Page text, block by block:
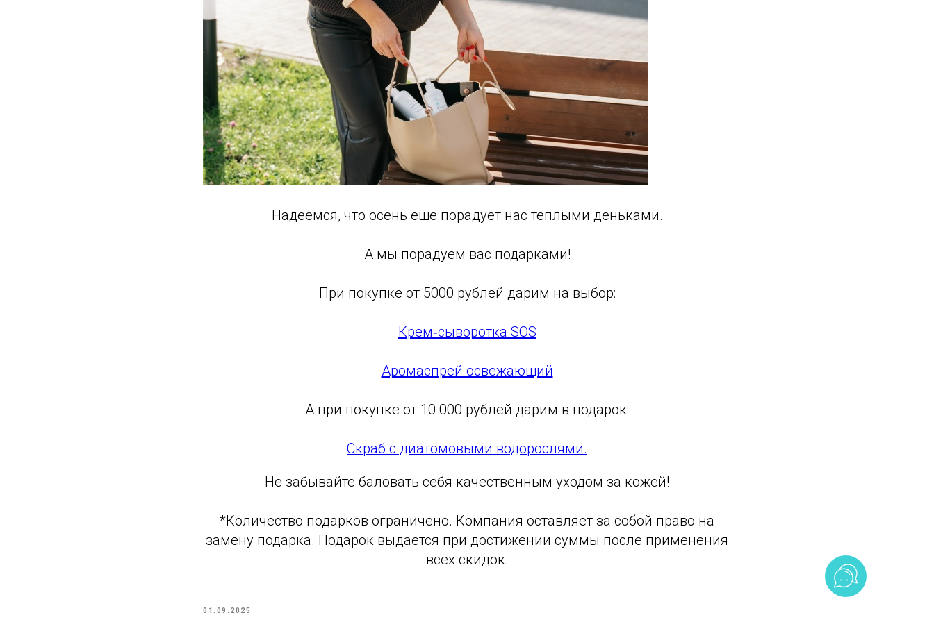
Надеемся, что осень еще порадует нас теплыми деньками.
А мы порадуем вас подарками!
При покупке от 5000 рублей дарим на выбор:
Крем‑сыворотка SOS
Аромаспрей освежающий
А при покупке от 10 000 рублей дарим в подарок:
Скраб с диатомовыми водорослями.
Не забывайте баловать себя качественным уходом за кожей!
*Количество подарков ограничено. Компания оставляет за собой право на
замену подарка. Подарок выдается при достижении суммы после применения
всех скидок.
01.09.2025